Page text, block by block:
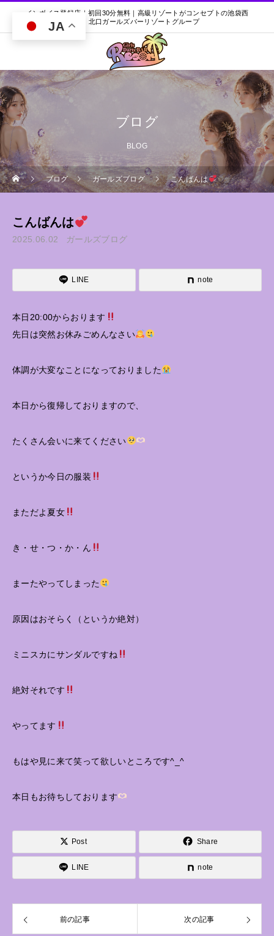
インボイス登録店｜初回30分無料｜高級リゾートがコンセプトの池袋西
口・北口ガールズバーリゾートグループ
ブログ
BLOG
ブログ ガールズブログ こんばんは
こんばんは
2025.06.02 ガールズブログ
LINE note
本日20:00からおります
先日は突然お休みごめんなさい
体調が大変なことになっておりました
本日から復帰しておりますので、
たくさん会いに来てください
というか今日の服装
まただよ夏女
き・せ・つ・か・ん
まーたやってしまった
原因はおそらく（というか絶対）
ミニスカにサンダルですね
絶対それです
やってます
もはや見に来て笑って欲しいところです^_^
本日もお待ちしております
Post Share
LINE note
前の記事 次の記事
JA